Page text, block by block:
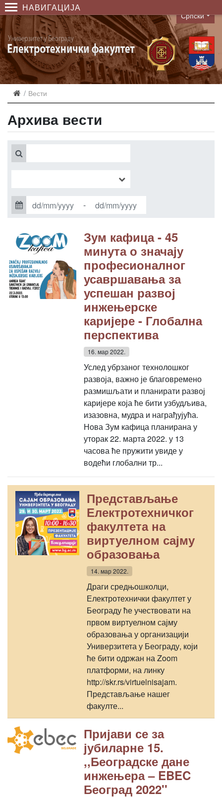
НАВИГАЦИЈА
Language
Српски
Вести
Архива вести
-
Зум кафица - 45
минута о значају
професионалног
усавршавања за
успешан развој
инжењерске
каријере - Глобална
перспектива
16. мар 2022.
Услед убрзаног технолошког
развоја, важно је благовремено
размишљати и планирати развој
каријере која ће бити узбудљива,
изазовна, мудра и награђујућа.
Нова Зум кафица планирана у
уторак 22. марта 2022. у 13
часова ће пружити увиде у
водећи глобални тр...
Представљање
Електротехничког
факултета на
виртуелном сајму
образовања
14. мар 2022.
Драги средњошколци,
Електротехнички факултет у
Београду ће учествовати на
првом виртуелном сајму
образовања у организацији
Универзитета у Београду, који
ће бити одржан на Zoom
платформи, на линку
http://skr.rs/virtuelnisajam.
Представљање нашег
факулте...
Пријави се за
јубиларне 15.
,,Београдске дане
инжењера – EBEC
Београд 2022''